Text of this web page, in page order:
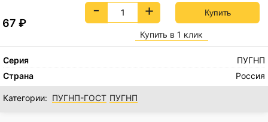
67₽
- +
Купить в 1 клик
Серия
ПУГНП
Страна
Россия
Категории: ПУГНП-ГОСТ ПУГНП